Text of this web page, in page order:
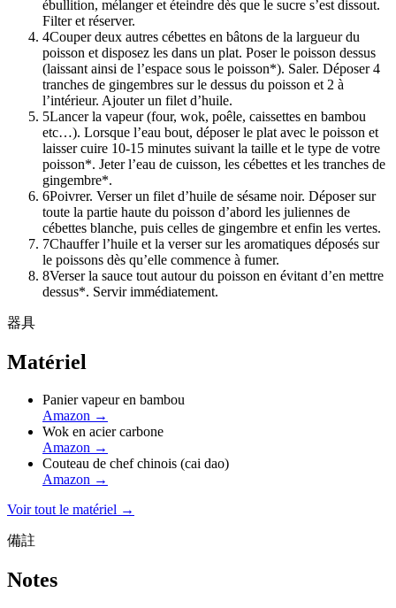
ébullition, mélanger et éteindre dès que le sucre s’est dissout.
Filter et réserver.
4Couper deux autres cébettes en bâtons de la largueur du
poisson et disposez les dans un plat. Poser le poisson dessus
(laissant ainsi de l’espace sous le poisson*). Saler. Déposer 4
tranches de gingembres sur le dessus du poisson et 2 à
l’intérieur. Ajouter un filet d’huile.
5Lancer la vapeur (four, wok, poêle, caissettes en bambou
etc…). Lorsque l’eau bout, déposer le plat avec le poisson et
laisser cuire 10-15 minutes suivant la taille et le type de votre
poisson*. Jeter l’eau de cuisson, les cébettes et les tranches de
gingembre*.
6Poivrer. Verser un filet d’huile de sésame noir. Déposer sur
toute la partie haute du poisson d’abord les juliennes de
cébettes blanche, puis celles de gingembre et enfin les vertes.
7Chauffer l’huile et la verser sur les aromatiques déposés sur
le poissons dès qu’elle commence à fumer.
8Verser la sauce tout autour du poisson en évitant d’en mettre
dessus*. Servir immédiatement.
器具
Matériel
Panier vapeur en bambou
Amazon →
Wok en acier carbone
Amazon →
Couteau de chef chinois (cai dao)
Amazon →
Voir tout le matériel →
備註
Notes